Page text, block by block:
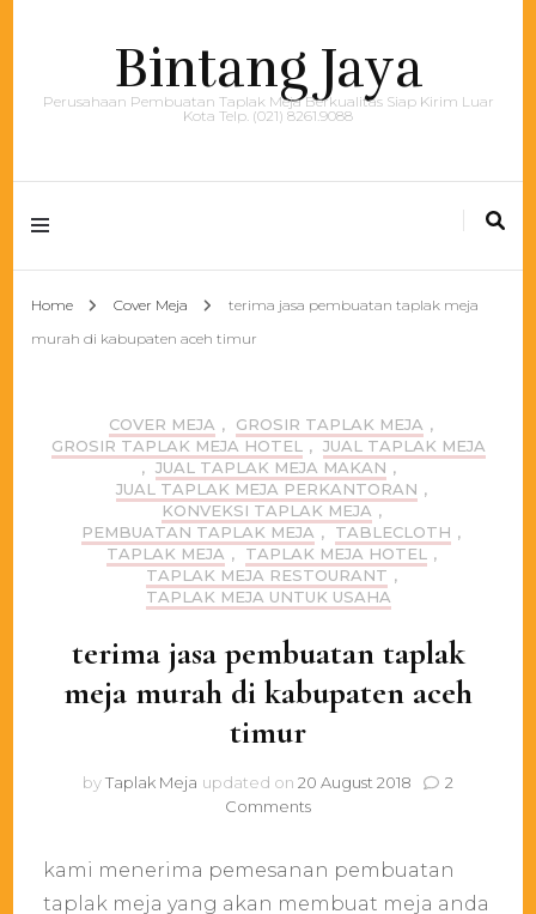
Bintang Jaya
Perusahaan Pembuatan Taplak Meja Berkualitas Siap Kirim Luar
Kota Telp. (021) 8261.9088
Home Cover Meja
terima jasa pembuatan taplak meja
murah di kabupaten aceh timur
COVER MEJA , GROSIR TAPLAK MEJA ,
GROSIR TAPLAK MEJA HOTEL
, JUAL TAPLAK MEJA
, JUAL TAPLAK MEJA MAKAN ,
JUAL TAPLAK MEJA PERKANTORAN ,
KONVEKSI TAPLAK MEJA ,
PEMBUATAN TAPLAK MEJA , TABLECLOTH ,
TAPLAK MEJA , TAPLAK MEJA HOTEL
,
TAPLAK MEJA RESTOURANT ,
TAPLAK MEJA UNTUK USAHA
terima jasa pembuatan taplak
meja murah di kabupaten aceh
timur
byTaplak Meja updated on 20 August 2018
2
Commentson
pembuatan
taplak
kami menerima pemesanan pembuatan
taplak meja yang akan membuat meja anda